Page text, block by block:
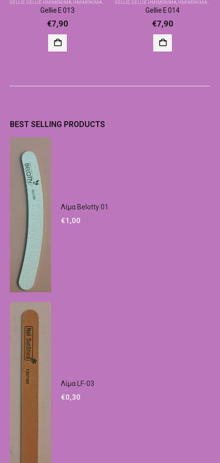
GELLIE GELLIE ΗΜΙΜΌΝΙΜΑ ΗΜΙΜΌΝΙΜΑ-ΒΑΣΙΚΆ ΧΡΏΜΑΤΑ
Gellie E 013
€7,90
GELLIE GELLIE ΗΜΙΜΌΝΙΜΑ ΗΜΙΜΌΝΙΜΑ-ΒΑΣΙΚΆ ΧΡΏΜΑΤΑ
Gellie E 014
€7,90
BEST SELLING PRODUCTS
Λίμα Belotty 01
€1,00
Λίμα LF-03
€0,30